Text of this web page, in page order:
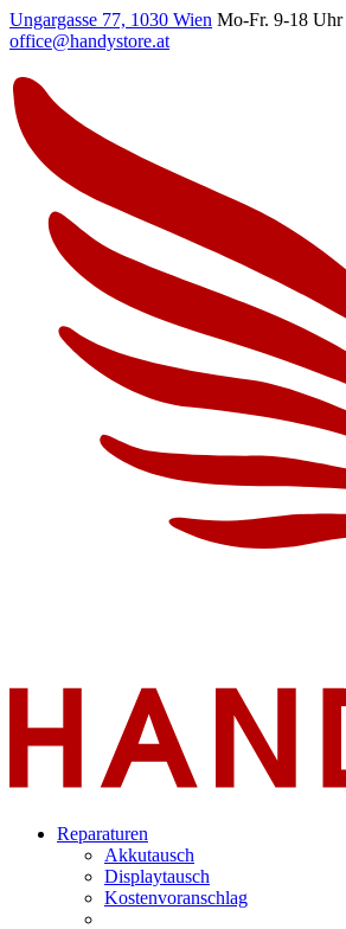
Ungargasse 77, 1030 Wien Mo-Fr. 9-18 Uhr
office@handystore.at
Reparaturen
Akkutausch
Displaytausch
Kostenvoranschlag